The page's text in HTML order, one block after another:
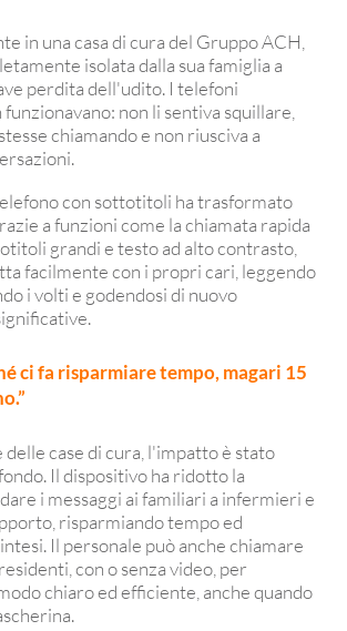
in una casa di cura del Gruppo ACH,
isolata dalla sua famiglia a
perdita dell'udito. I telefoni
non li sentiva squillare,
chiamando e non riusciva a
con sottotitoli ha trasformato
a funzioni come la chiamata rapida
grandi e testo ad alto contrasto,
facilmente con i propri cari, leggendo
i volti e godendosi di nuovo
ci fa risparmiare tempo, magari 15
delle case di cura, l'impatto è stato
Il dispositivo ha ridotto la
i messaggi ai familiari a infermieri e
risparmiando tempo ed
Il personale può anche chiamare
con o senza video, per
chiaro ed efficiente, anche quando